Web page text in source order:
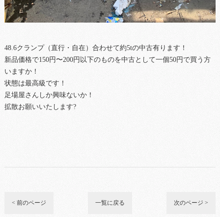
48.6クランプ（直行・自在）合わせて約5tの中古有ります！
新品価格で150円〜200円以下のものを中古として一個50円で買う方
いますか！
状態は最高級です！
足場屋さんしか興味ないか！
拡散お願いいたします?
< 前のページ 一覧に戻る 次のページ >